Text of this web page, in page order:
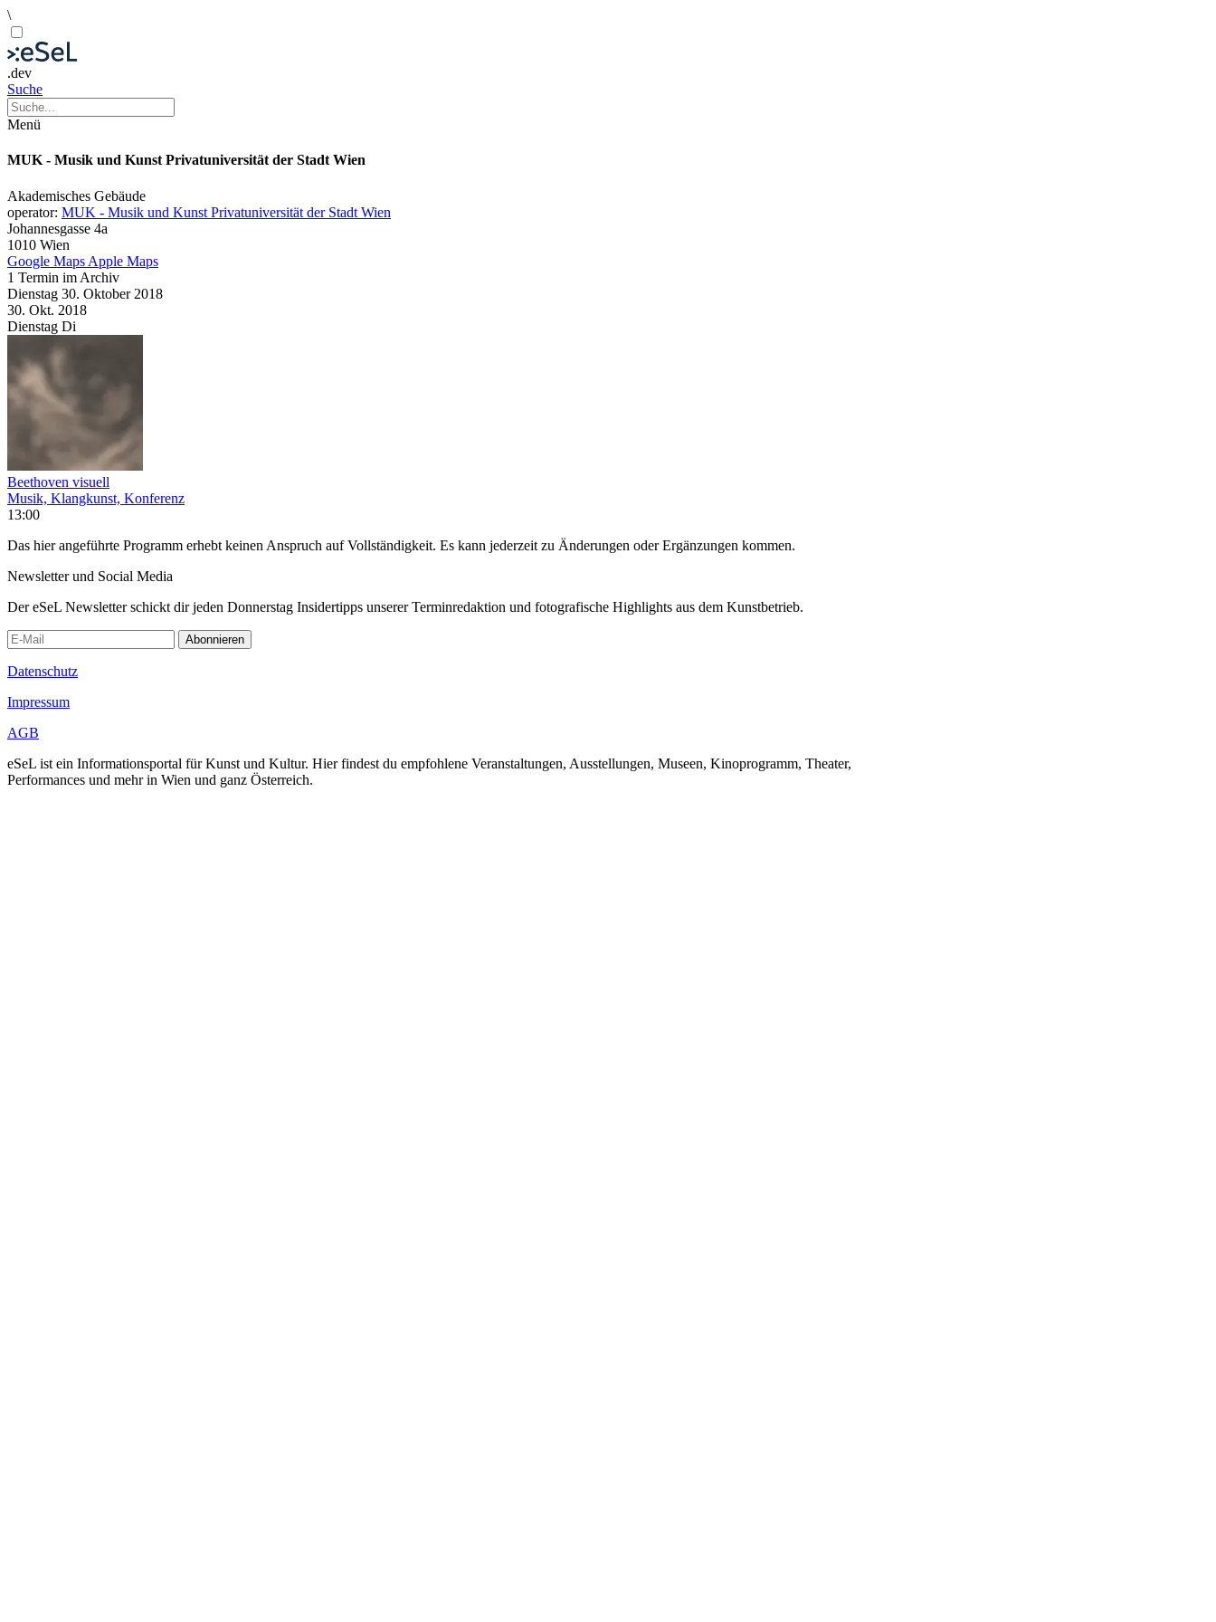
\
.dev
Suche
Menü
MUK - Musik und Kunst Privatuniversität der Stadt Wien
Akademisches Gebäude
operator: MUK - Musik und Kunst Privatuniversität der Stadt Wien
Johannesgasse 4a
1010 Wien
Google Maps Apple Maps
1 Termin im Archiv
Dienstag 30. Oktober 2018
30. Okt. 2018
Dienstag Di
Beethoven visuell
Musik, Klangkunst, Konferenz
13:00
Das hier angeführte Programm erhebt keinen Anspruch auf Vollständigkeit. Es kann jederzeit zu Änderungen oder Ergänzungen kommen.
Newsletter und Social Media
Der eSeL Newsletter schickt dir jeden Donnerstag Insidertipps unserer Terminredaktion und fotografische Highlights aus dem Kunstbetrieb.
Abonnieren
Datenschutz
Impressum
AGB
eSeL ist ein Informationsportal für Kunst und Kultur. Hier findest du empfohlene Veranstaltungen, Ausstellungen, Museen, Kinoprogramm, Theater,
Performances und mehr in Wien und ganz Österreich.